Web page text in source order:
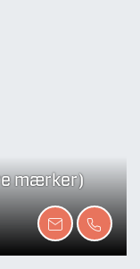
mærker)